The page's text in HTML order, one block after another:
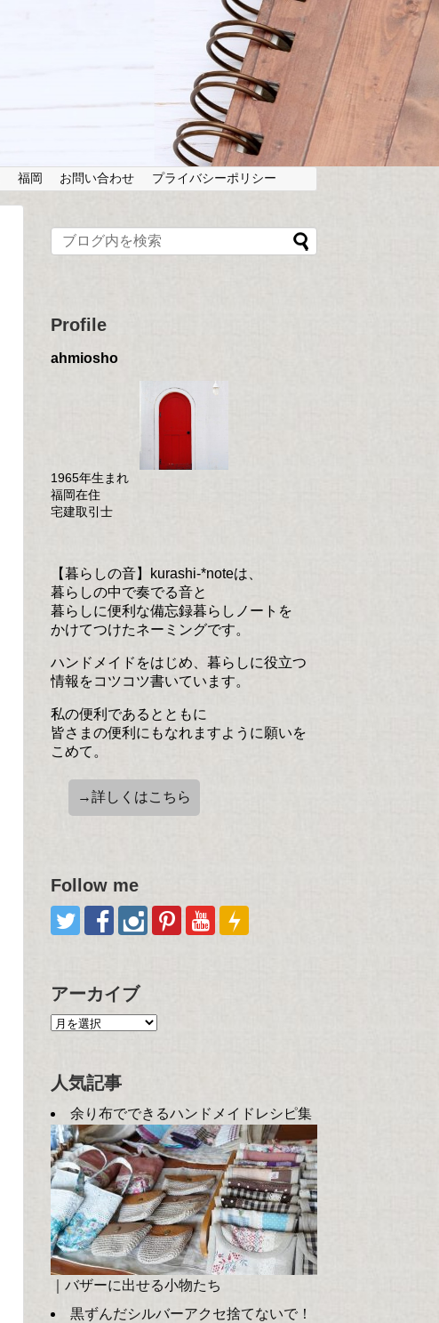
福岡 お問い合わせ プライバシーポリシー
Profile
ahmiosho
1965年生まれ
福岡在住
宅建取引士
【暮らしの音】kurashi-*noteは、
暮らしの中で奏でる音と
暮らしに便利な備忘録暮らしノートを
かけてつけたネーミングです。
ハンドメイドをはじめ、暮らしに役立つ
情報をコツコツ書いています。
私の便利であるとともに
皆さまの便利にもなれますように願いを
こめて。
→詳しくはこちら
Follow me
アーカイブ
人気記事
余り布でできるハンドメイドレシピ集
｜バザーに出せる小物たち
黒ずんだシルバーアクセ捨てないで！